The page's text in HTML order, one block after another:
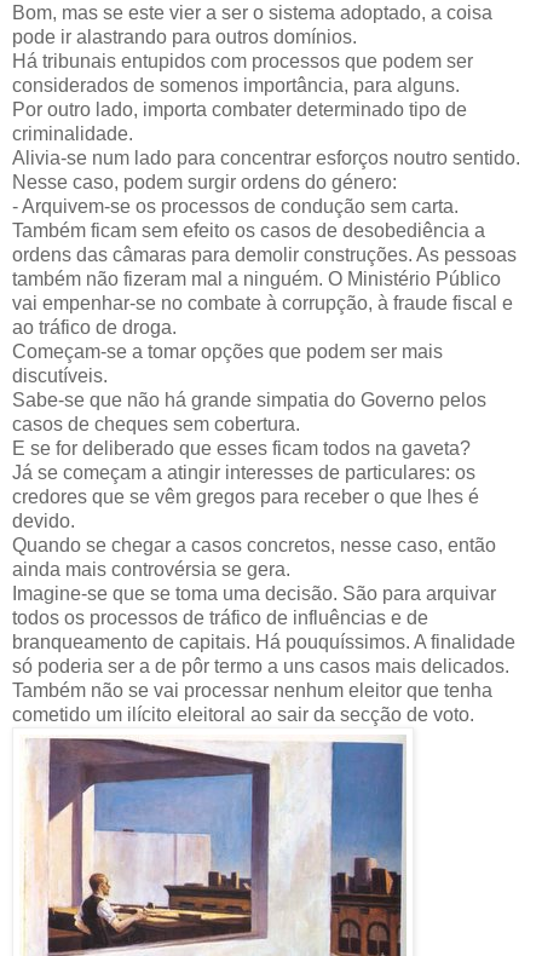
Bom, mas se este vier a ser o sistema adoptado, a coisa
pode ir alastrando para outros domínios.
Há tribunais entupidos com processos que podem ser
considerados de somenos importância, para alguns.
Por outro lado, importa combater determinado tipo de
criminalidade.
Alivia-se num lado para concentrar esforços noutro sentido.
Nesse caso, podem surgir ordens do género:
- Arquivem-se os processos de condução sem carta.
Também ficam sem efeito os casos de desobediência a
ordens das câmaras para demolir construções. As pessoas
também não fizeram mal a ninguém. O Ministério Público
vai empenhar-se no combate à corrupção, à fraude fiscal e
ao tráfico de droga.
Começam-se a tomar opções que podem ser mais
discutíveis.
Sabe-se que não há grande simpatia do Governo pelos
casos de cheques sem cobertura.
E se for deliberado que esses ficam todos na gaveta?
Já se começam a atingir interesses de particulares: os
credores que se vêm gregos para receber o que lhes é
devido.
Quando se chegar a casos concretos, nesse caso, então
ainda mais controvérsia se gera.
Imagine-se que se toma uma decisão. São para arquivar
todos os processos de tráfico de influências e de
branqueamento de capitais. Há pouquíssimos. A finalidade
só poderia ser a de pôr termo a uns casos mais delicados.
Também não se vai processar nenhum eleitor que tenha
cometido um ilícito eleitoral ao sair da secção de voto.